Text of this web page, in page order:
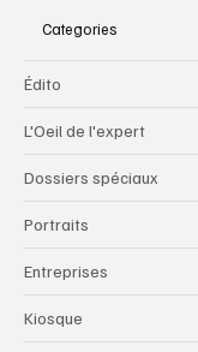
Categories
Édito
L'Oeil de l'expert
Dossiers spéciaux
Portraits
Entreprises
Kiosque